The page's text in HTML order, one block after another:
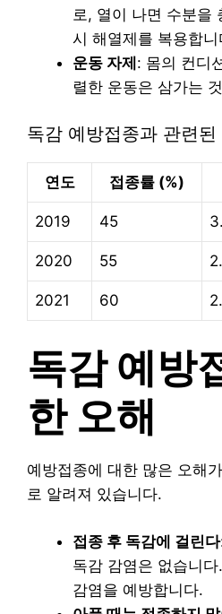
로, 열이 나면 수분을
시 해열제를 복용합니
운동 자제 : 몸의 컨디
렬한 운동은 삼가는
독감 예방접종과 관련된
연도 접종률 (%)
2019 45
2020 55
2021 60
독감 예방
한 오해
예방접종에 대한 많은 오해
로 알려져 있습니다.
접종 후 독감에 걸린다
독감 감염은 없습니
감염을 예방합니다.